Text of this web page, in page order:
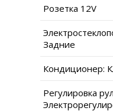
Розетка 12V
Задние
Кондиционер:
Регулировка